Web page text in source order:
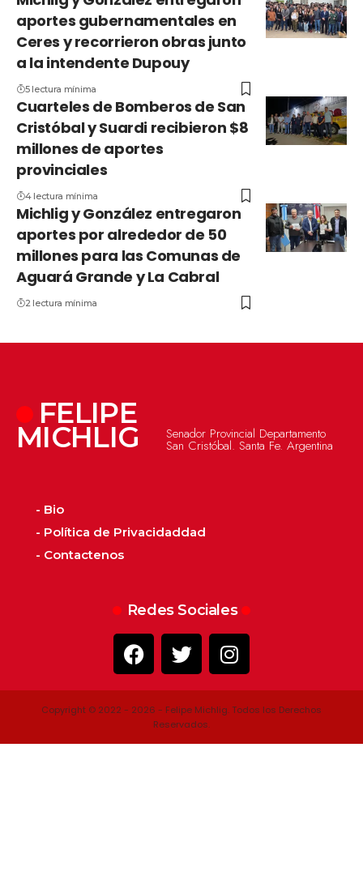
aportes gubernamentales en
Ceres y recorrieron obras junto
a la intendente Dupouy
5 lectura mínima
Cuarteles de Bomberos de San
Cristóbal y Suardi recibieron $8
millones de aportes
provinciales
4 lectura mínima
Michlig y González entregaron
aportes por alrededor de 50
millones para las Comunas de
Aguará Grande y La Cabral
2 lectura mínima
FELIPE
MICHLIG Senador Provincial Departamento
San Cristóbal. Santa Fe. Argentina
- Bio
- Política de Privacidaddad
- Contactenos
Redes Sociales
Copyright © 2022 - 2026 - Felipe Michlig. Todos los Derechos
Reservados.